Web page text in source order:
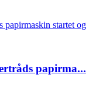
papirma...